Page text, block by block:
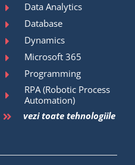
Data Analytics
Database
Dynamics
Microsoft 365
Programming
RPA (Robotic Process
Automation)
vezi toate tehnologiile